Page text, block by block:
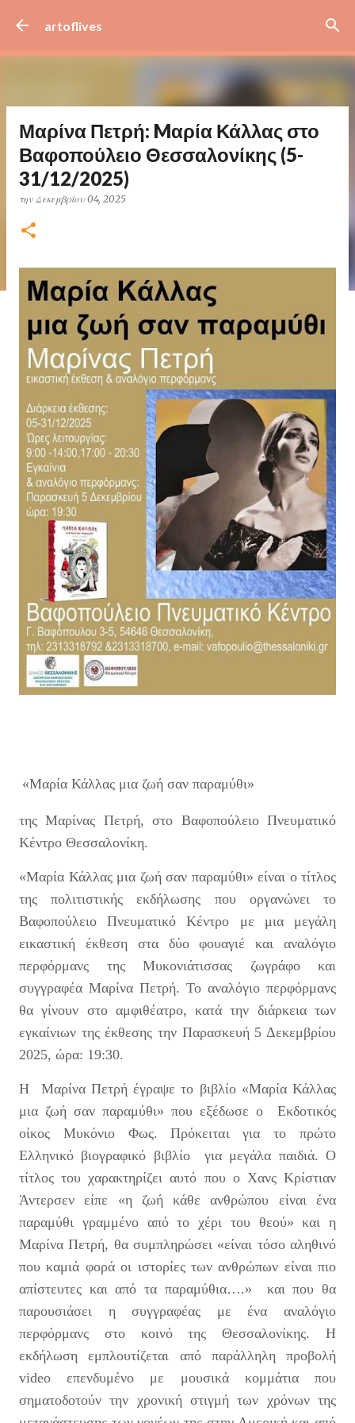
artoflives
Μαρίνα Πετρή: Mαρία Κάλλας στο
Βαφοπούλειο Θεσσαλονίκης (5-
31/12/2025)
την Δεκεμβρίου 04, 2025
«Μαρία Κάλλας μια ζωή σαν παραμύθι»
της Μαρίνας Πετρή, στο Βαφοπούλειο Πνευματικό
Κέντρο Θεσσαλονίκη.
«Μαρία Κάλλας μια ζωή σαν παραμύθι» είναι ο τίτλος
της πολιτιστικής εκδήλωσης που οργανώνει το
Βαφοπούλειο Πνευματικό Κέντρο με μια μεγάλη
εικαστική έκθεση στα δύο φουαγιέ και αναλόγιο
περφόρμανς της Μυκονιάτισσας ζωγράφο και
συγγραφέα Μαρίνα Πετρή. Το αναλόγιο περφόρμανς
θα γίνουν στο αμφιθέατρο, κατά την διάρκεια των
εγκαίνιων της έκθεσης την Παρασκευή 5 Δεκεμβρίου
2025, ώρα: 19:30.
Η Μαρίνα Πετρή έγραψε το βιβλίο «Μαρία Κάλλας
μια ζωή σαν παραμύθι» που εξέδωσε ο Εκδοτικός
οίκος Μυκόνιο Φως. Πρόκειται για το πρώτο
Ελληνικό βιογραφικό βιβλίο για μεγάλα παιδιά. Ο
τίτλος του χαρακτηρίζει αυτό που ο Χανς Κρίστιαν
Άντερσεν είπε «η ζωή κάθε ανθρώπου είναι ένα
παραμύθι γραμμένο από το χέρι του θεού» και η
Μαρίνα Πετρή, θα συμπληρώσει «είναι τόσο αληθινό
που καμιά φορά οι ιστορίες των ανθρώπων είναι πιο
απίστευτες και από τα παραμύθια….» και που θα
παρουσιάσει η συγγραφέας με ένα αναλόγιο
περφόρμανς στο κοινό της Θεσσαλονίκης. Η
εκδήλωση εμπλουτίζεται από παράλληλη προβολή
video επενδυμένο με μουσικά κομμάτια που
σηματοδοτούν την χρονική στιγμή των χρόνων της